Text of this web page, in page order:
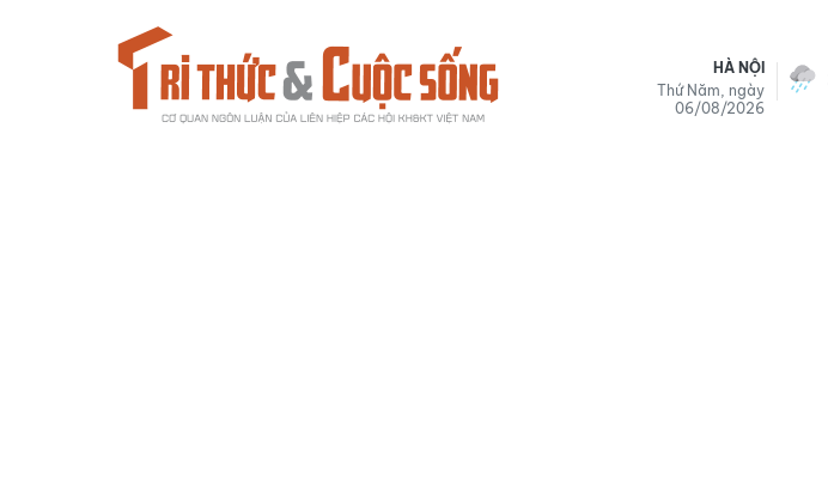
HÀ NỘI
Thứ Năm, ngày
06/08/2026